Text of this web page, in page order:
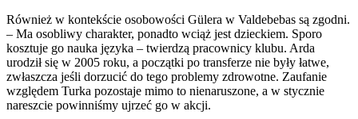
Również w kontekście osobowości Gülera w Valdebebas są zgodni.
– Ma osobliwy charakter, ponadto wciąż jest dzieckiem. Sporo
kosztuje go nauka języka – twierdzą pracownicy klubu. Arda
urodził się w 2005 roku, a początki po transferze nie były łatwe,
zwłaszcza jeśli dorzucić do tego problemy zdrowotne. Zaufanie
względem Turka pozostaje mimo to nienaruszone, a w stycznie
nareszcie powinniśmy ujrzeć go w akcji.